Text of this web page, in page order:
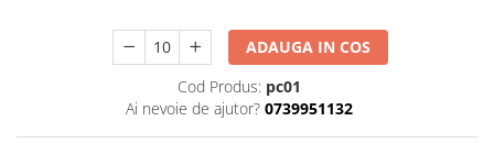
Brelocuri din Inox
ADAUGA IN COS
Cod Produs: pc01
Ai nevoie de ajutor? 0739951132